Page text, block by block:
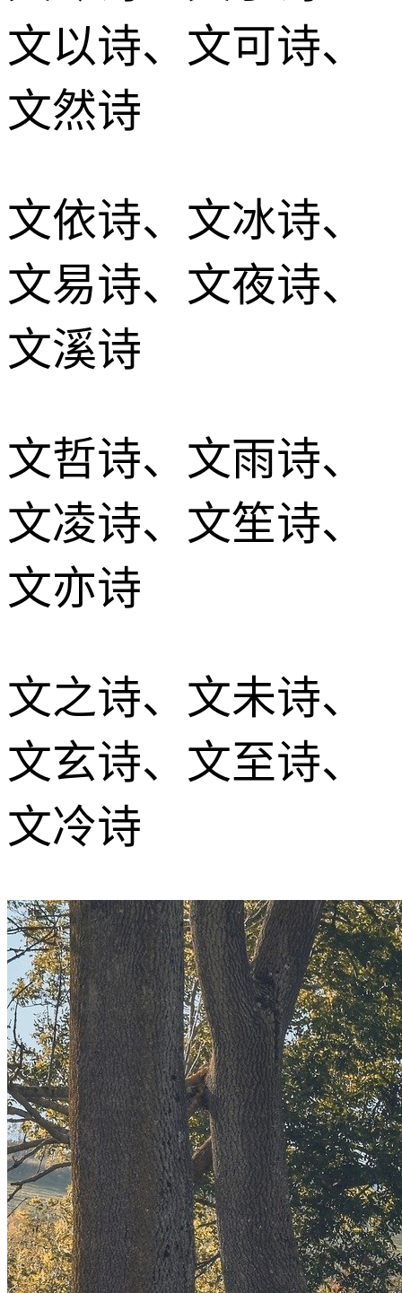
文以诗、文可诗、
文然诗
文依诗、文冰诗、
文易诗、文夜诗、
文溪诗
文哲诗、文雨诗、
文凌诗、文笙诗、
文亦诗
文之诗、文未诗、
文玄诗、文至诗、
文冷诗